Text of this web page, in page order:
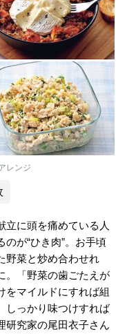
レンジ
立に頭を痛めている人
が“ひき肉”。お手頃
野菜と炒め合わせれ
。「野菜の歯ごたえが
をマイルドにすれば組
しっかり味つけすれば
研究家の尾田衣子さん